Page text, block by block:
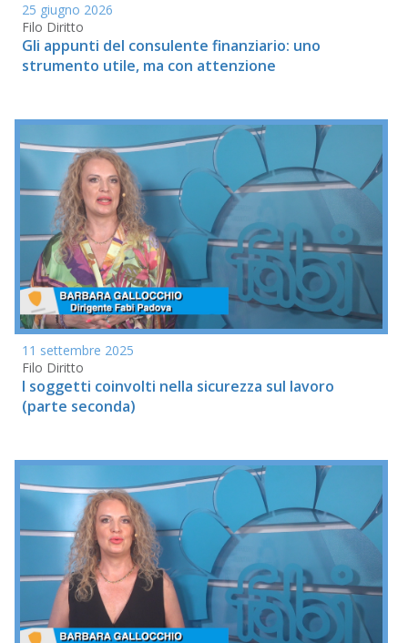
25 giugno 2026
Filo Diritto
Gli appunti del consulente finanziario: uno
strumento utile, ma con attenzione
11 settembre 2025
Filo Diritto
I soggetti coinvolti nella sicurezza sul lavoro
(parte seconda)